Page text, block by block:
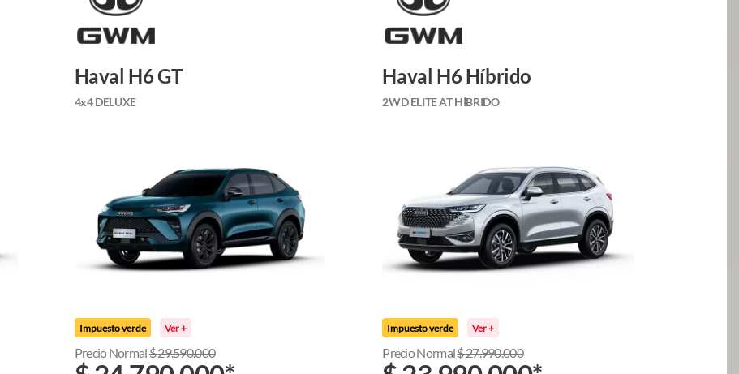
Haval H6 GT
4x4 DELUXE
Impuesto verde Ver +
Precio Normal$29.590.000
Haval H6 Híbrido
2WD ELITE AT HÍBRIDO
Impuesto verde Ver +
Precio Normal$27.990.000